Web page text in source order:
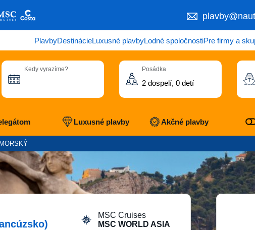
PlavbyDestinácieLuxusné plavbyLodné spoločnostiPre firmy a
Kedy vyrazíme? Posádka
Luxusné plavby Akčné plavby
MSC Cruises
MSC WORLD ASIA